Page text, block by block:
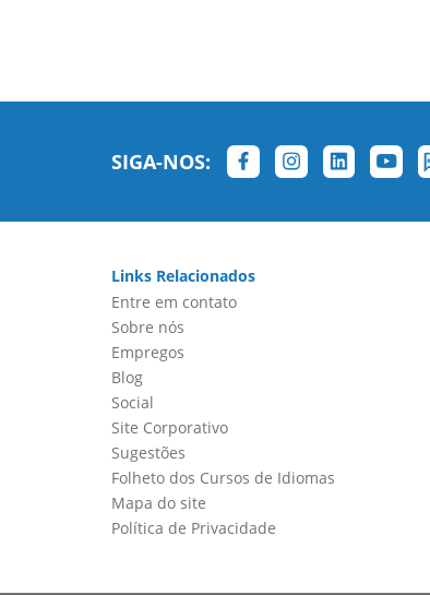
SIGA-NOS:
Links Relacionados
Entre em contato
Sobre nós
Empregos
Blog
Social
Site Corporativo
Sugestões
Folheto dos Cursos de Idiomas
Mapa do site
Política de Privacidade